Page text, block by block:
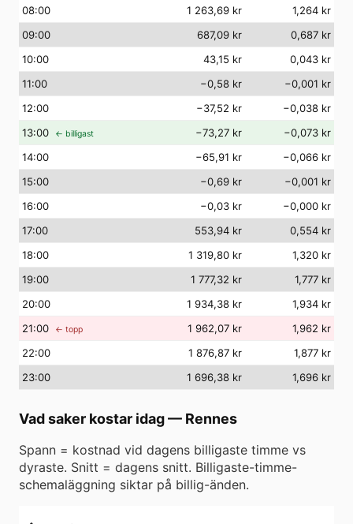
08:00 1 263,69 kr
1,264 kr
09:00 687,09 kr
0,687 kr
10:00 43,15 kr
0,043 kr
11:00 −0,58 kr
−0,001 kr
12:00 −37,52 kr
−0,038 kr
13:00 ← billigast −73,27 kr
−0,073 kr
14:00 −65,91 kr
−0,066 kr
15:00 −0,69 kr
−0,001 kr
16:00 −0,03 kr
−0,000 kr
17:00 553,94 kr
0,554 kr
18:00 1 319,80 kr
1,320 kr
19:00 1 777,32 kr
1,777 kr
20:00 1 934,38 kr
1,934 kr
21:00 ← topp 1 962,07 kr
1,962 kr
22:00 1 876,87 kr
1,877 kr
23:00 1 696,38 kr 1,696 kr
Vad saker kostar idag— Rennes
Spann = kostnad vid dagens billigaste timme vs
dyraste. Snitt = dagens snitt. Billigaste-timme-
schemaläggning siktar på billig-änden.